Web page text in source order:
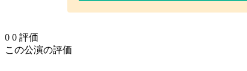
0 0 評価
この公演の評価